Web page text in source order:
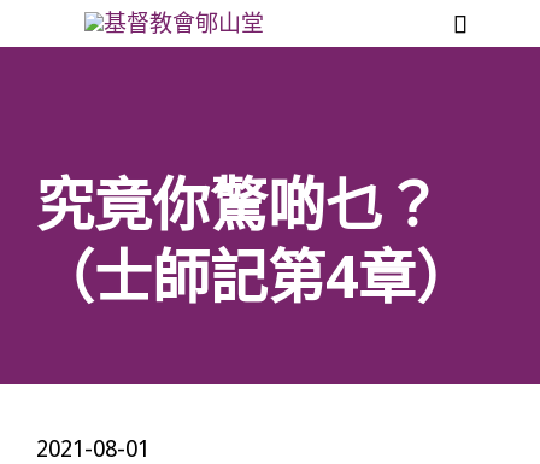

究竟你驚啲乜？
（士師記第4章）
2021-08-01